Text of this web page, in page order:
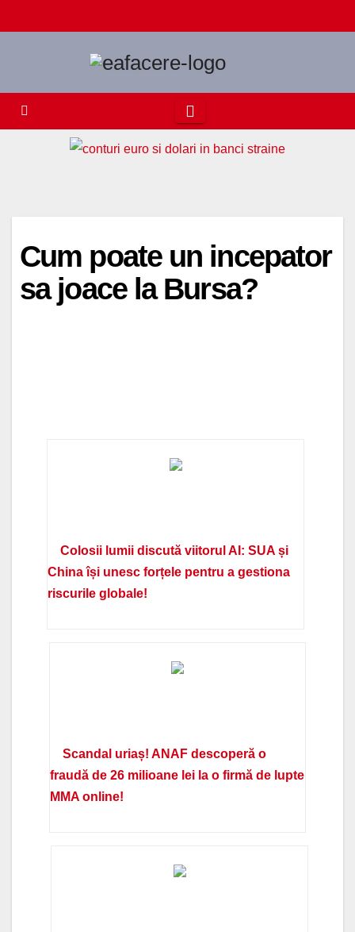
to
Cum poate un incepator
sa joace la Bursa?
Colosii lumii discută viitorul AI: SUA și
China își unesc forțele pentru a gestiona
riscurile globale!
Scandal uriaș! ANAF descoperă o
fraudă de 26 milioane lei la o firmă de lupte
MMA online!